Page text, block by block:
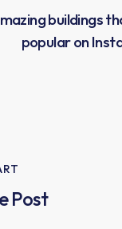
buildings
popular on
Post